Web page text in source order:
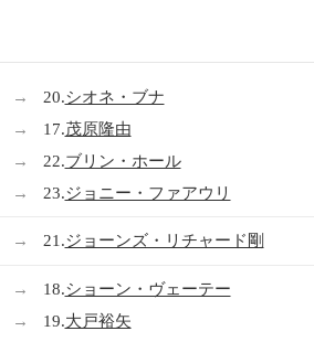
→ 20.シオネ・ブナ
→ 17.茂原隆由
→ 22.ブリン・ホール
→ 23.ジョニー・ファアウリ
→ 21.ジョーンズ・リチャード剛
→ 18.ショーン・ヴェーテー
→ 19.大戸裕矢